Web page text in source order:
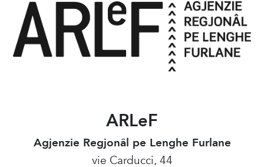
ARLeF
Agjenzie Regjonâl pe Lenghe Furlane
vie Carducci, 44